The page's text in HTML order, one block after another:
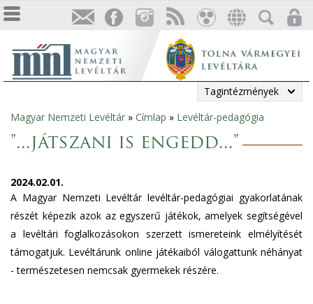
Tagintézmények
Jelenlegi
hely
Magyar Nemzeti Levéltár » Címlap » Levéltár-pedagógia
"...játszani is engedd..."
2024.02.01.
A Magyar Nemzeti Levéltár levéltár-pedagógiai gyakorlatának
részét képezik azok az egyszerű játékok, amelyek segítségével
a levéltári foglalkozásokon szerzett ismereteink elmélyítését
támogatjuk. Levéltárunk online játékaiból válogattunk néhányat
- természetesen nemcsak gyermekek részére.